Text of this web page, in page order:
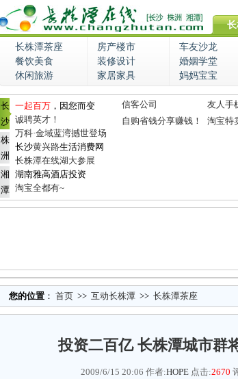
长株潭茶座 房产楼市 车友沙龙
餐饮美食
装修设计 婚姻学堂
休闲旅游
家居家具 妈妈宝宝
长
沙
株
洲
湘
潭
一起百万 ，因您而变
诚聘英才！
万科·金域蓝湾撼世登场
长沙黄兴路生活消费网
长株潭在线湖大参展
湖南雅高酒店投资
淘宝全都有~
信客公司 友人手
自购省钱分享赚钱！
淘宝特
您的位置 ： 首页 >> 互动长株潭 >> 长株潭茶座
投资二百亿 长株潭城市群
2009/6/15 20:06 作者:HOPE 点击:2670